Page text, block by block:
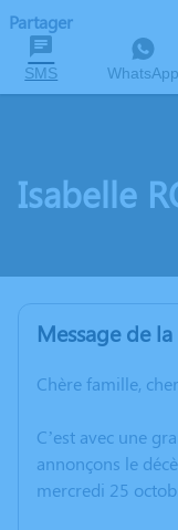
Partager
SMS WhatsApp
Isabelle
Message de
Chère famille,
C’est avec une
annonçons le
mercredi 25